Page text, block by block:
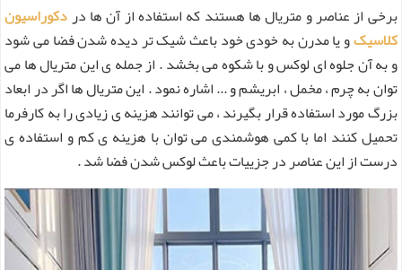
برخی از عناصر و متریال ها هستند که استفاده از آن ها دردکوراسیون
کلاسیکو یا مدرن به خودی خود باعث شیک تر دیده شدن فضا می شود
و به آن جلوه ای لوکس و با شکوه می بخشد . از جمله ی این متریال ها می
توان به چرم ، مخمل ، ابریشم و ... اشاره نمود . این متریال ها اگر در ابعاد
بزرگ مورد استفاده قرار بگیرند ، می توانند هزینه ی زیادی را به کارفرما
تحمیل کنند اما با کمی هوشمندی می توان با هزینه ی کم و استفاده ی
درست از این عناصر در جزییات باعث لوکس شدن فضا شد .